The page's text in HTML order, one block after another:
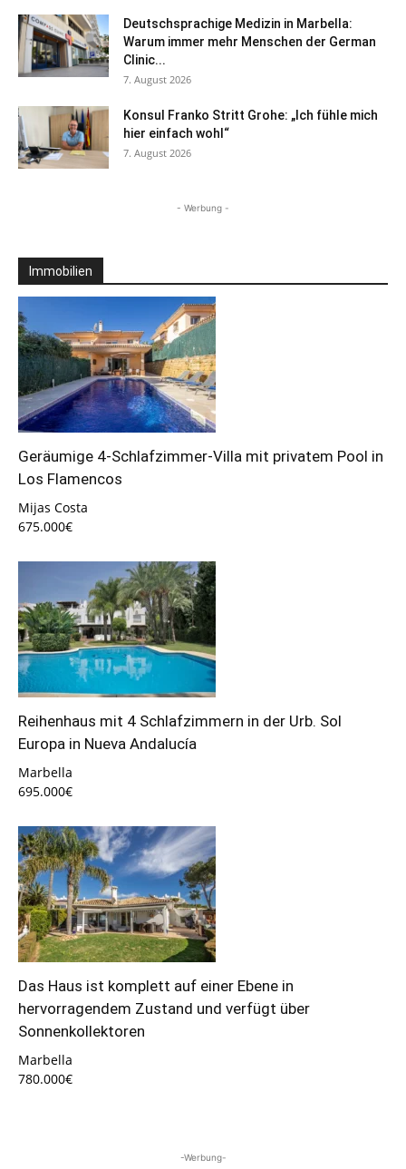
Deutschsprachige Medizin in Marbella:
Warum immer mehr Menschen der German
Clinic...
7. August 2026
Konsul Franko Stritt Grohe: „Ich fühle mich
hier einfach wohl“
7. August 2026
- Werbung -
Immobilien
Geräumige 4-Schlafzimmer-Villa mit privatem Pool in
Los Flamencos
Mijas Costa
675.000€
Reihenhaus mit 4 Schlafzimmern in der Urb. Sol
Europa in Nueva Andalucía
Marbella
695.000€
Das Haus ist komplett auf einer Ebene in
hervorragendem Zustand und verfügt über
Sonnenkollektoren
Marbella
780.000€
-Werbung-